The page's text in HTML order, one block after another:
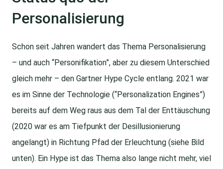
Personalisierung
Schon seit Jahren wandert das Thema Personalisierung
– und auch “Personifikation”, aber zu diesem Unterschied
gleich mehr – den Gartner Hype Cycle entlang. 2021 war
es im Sinne der Technologie (“Personalization Engines”)
bereits auf dem Weg raus aus dem Tal der Enttäuschung
(2020 war es am Tiefpunkt der Desillusionierung
angelangt) in Richtung Pfad der Erleuchtung (siehe Bild
unten). Ein Hype ist das Thema also lange nicht mehr, viel